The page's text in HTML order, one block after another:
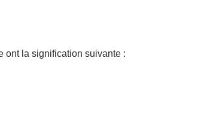
ont la signification suivante :